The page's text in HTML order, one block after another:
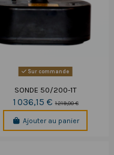
Sur commande
SONDE 50/200-1T
1 036,15 €1 219,00 €
Ajouter au panier